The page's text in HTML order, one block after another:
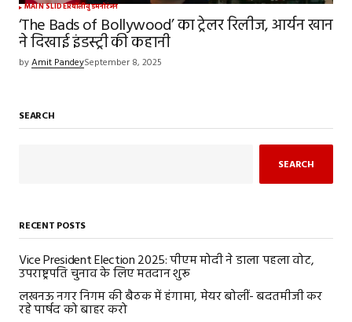
MAIN SLIDERबॉलीवुडमनोरंजन
‘The Bads of Bollywood’ का ट्रेलर रिलीज, आर्यन खान
ने दिखाई इंडस्ट्री की कहानी
byAmit PandeySeptember 8, 2025
SEARCH
SEARCH
RECENT POSTS
Vice President Election 2025: पीएम मोदी ने डाला पहला वोट,
उपराष्ट्रपति चुनाव के लिए मतदान शुरू
लखनऊ नगर निगम की बैठक में हंगामा, मेयर बोलीं- बदतमीजी कर
रहे पार्षद को बाहर करो